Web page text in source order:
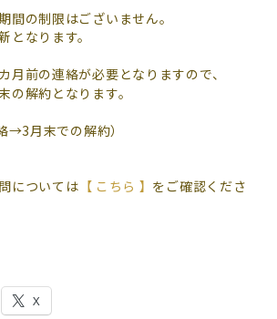
間の制限はございません。
となります。
月前の連絡が必要となりますので、
の解約となります。
→3月末での解約）
については 【 こちら 】 をご確認くださ
X